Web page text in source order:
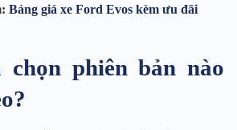
Bảng giá xe Ford Evos kèm ưu đãi
chọn phiên bản nào